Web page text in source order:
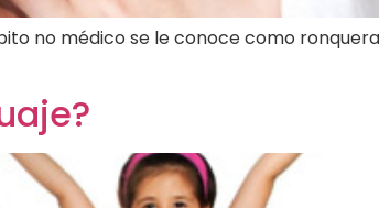
no médico se le conoce como